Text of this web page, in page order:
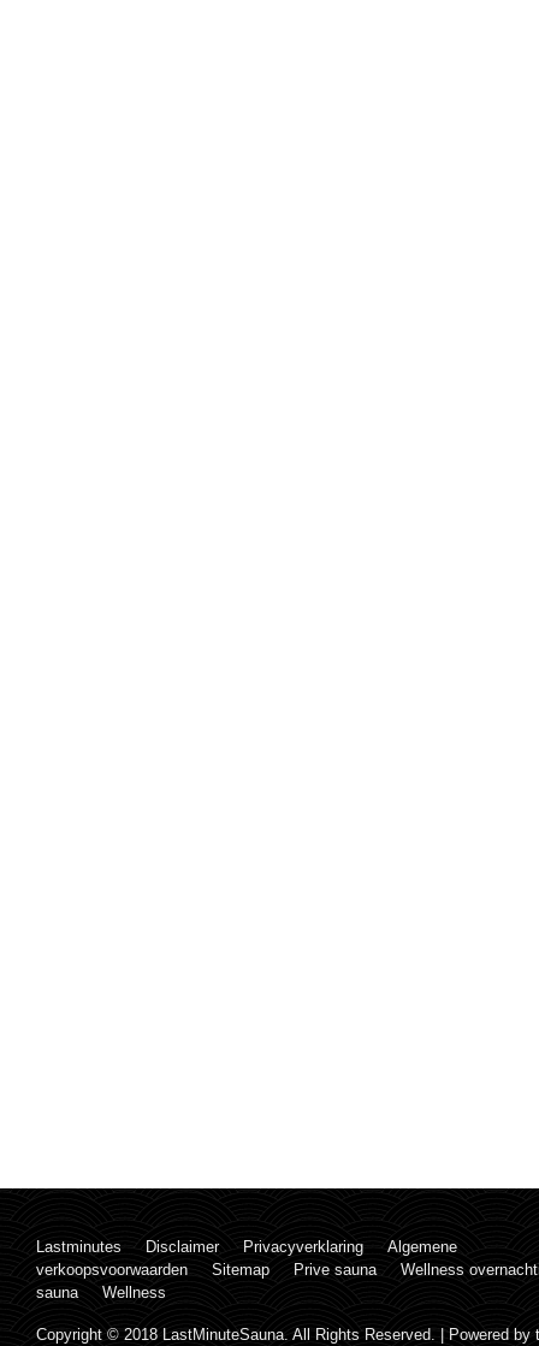
Lastminutes Disclaimer Privacyverklaring
Algemene
verkoopsvoorwaarden
Sitemap Prive sauna
Wellness
sauna
Wellness
Copyright © 2018 LastMinuteSauna. All Rights Reserved. | Powered by